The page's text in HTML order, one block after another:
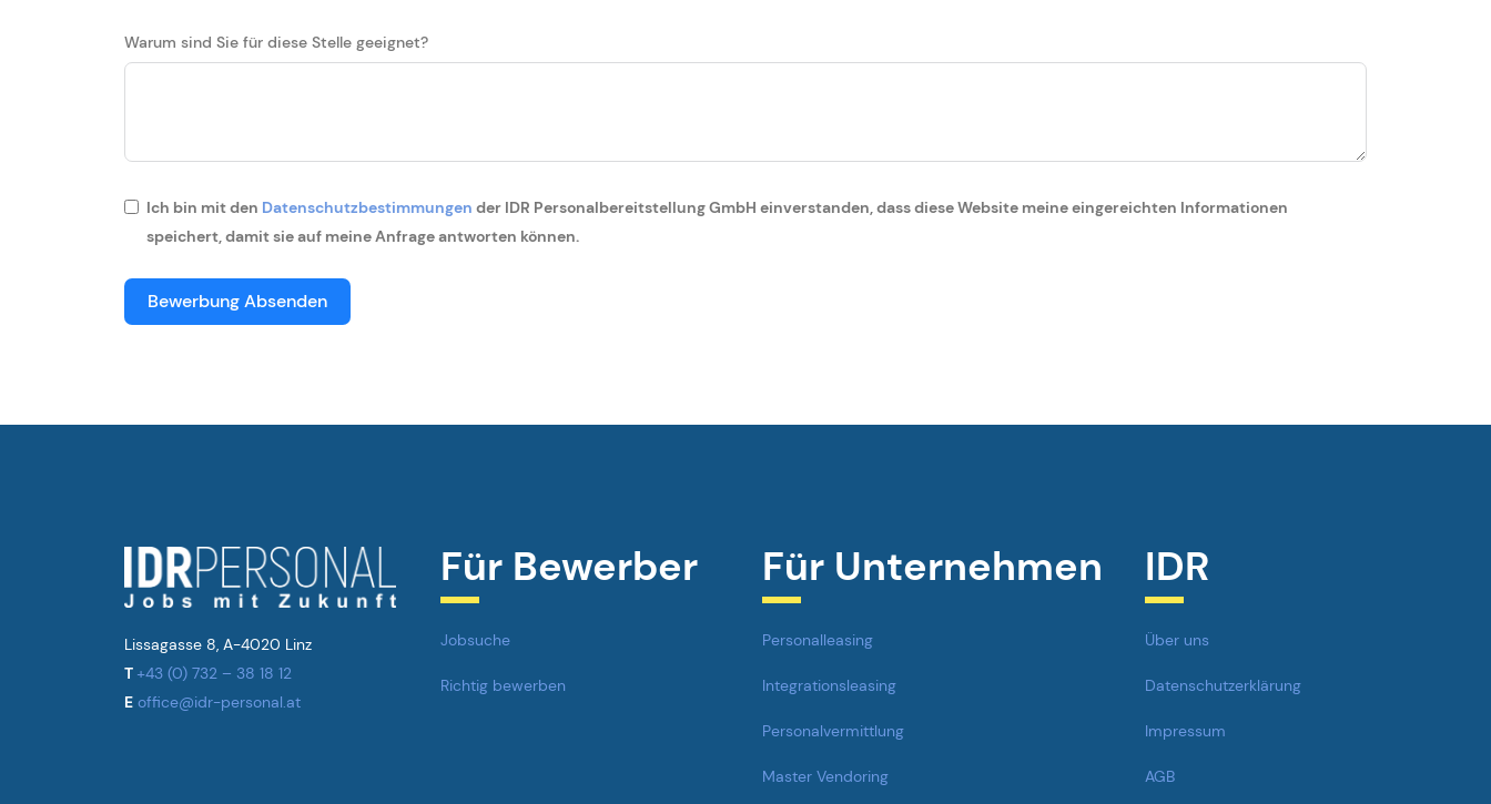
Warum sind Sie für diese Stelle geeignet?
Ich bin mit den Datenschutzbestimmungen der IDR Personalbereitstellung GmbH einverstanden, dass diese Website meine eingereichten Informationen
speichert, damit sie auf meine Anfrage antworten können.
Bewerbung Absenden
Lissagasse 8, A-4020 Linz
T +43 (0) 732 – 38 18 12
E office@idr-personal.at
Für Bewerber
Jobsuche
Richtig bewerben
Für Unternehmen
Personalleasing
Integrationsleasing
Personalvermittlung
Master Vendoring
IDR
Über uns
Datenschutzerklärung
Impressum
AGB